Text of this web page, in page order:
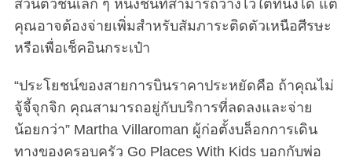
ส่วนตัวชิ้นเล็ก ๆ หนึ่งชิ้นที่สามารถวางไว้ใต้ที่นั่งได้ แต่
คุณอาจต้องจ่ายเพิ่มสำหรับสัมภาระติดตัวเหนือศีรษะ
หรือเพื่อเช็คอินกระเป๋า
“ประโยชน์ของสายการบินราคาประหยัดคือ ถ้าคุณไม่
จู้จี้จุกจิก คุณสามารถอยู่กับบริการที่ลดลงและจ่าย
น้อยกว่า” Martha Villaroman ผู้ก่อตั้งบล็อกการเดิน
ทางของครอบครัว Go Places With Kids บอกกับพ่อ